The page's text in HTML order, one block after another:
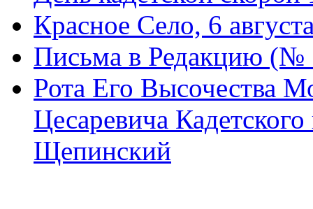
Красное Село, 6
Письма в Редакцию (№
Рота Его Высочества
Цесаревича
Щепинский